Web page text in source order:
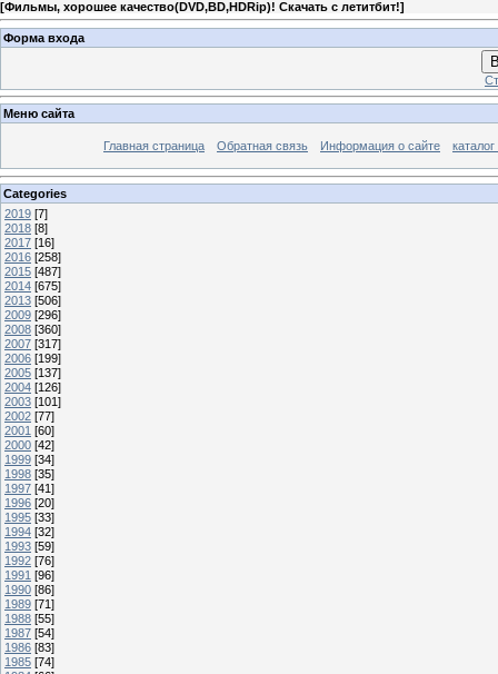
[Фильмы, хорошее качество(DVD,BD,HDRip)! Скачать с летитбит!]
Форма входа
Меню сайта
Главная страница Обратная связь Информация о сайте
Categories
2019 [7]
2018 [8]
2017 [16]
2016 [258]
2015 [487]
2014 [675]
2013 [506]
2009 [296]
2008 [360]
2007 [317]
2006 [199]
2005 [137]
2004 [126]
2003 [101]
2002 [77]
2001 [60]
2000 [42]
1999 [34]
1998 [35]
1997 [41]
1996 [20]
1995 [33]
1994 [32]
1993 [59]
1992 [76]
1991 [96]
1990 [86]
1989 [71]
1988 [55]
1987 [54]
1986 [83]
1985 [74]